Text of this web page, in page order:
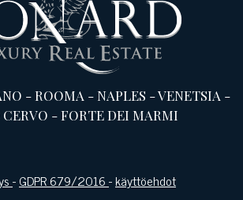
-ROOMA -NAPLES -VENETSIA -
-FORTE DEI MARMI
-GDPR 679/2016-käyttöehdot